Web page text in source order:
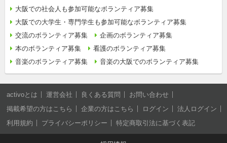
大阪での社会人も参加可能なボランティア募集
大阪での大学生・専門学生も参加可能なボランティア募集
交流のボランティア募集
企画のボランティア募集
本のボランティア募集
看護のボランティア募集
音楽のボランティア募集
音楽の大阪でのボランティア募集
activoとは 運営会社 良くある質問
お問い合わせ
掲載希望の方はこちら
企業の方はこちら ログイン
法人ログイン
利用規約
プライバシーポリシー 特定商取引法に基づく表記